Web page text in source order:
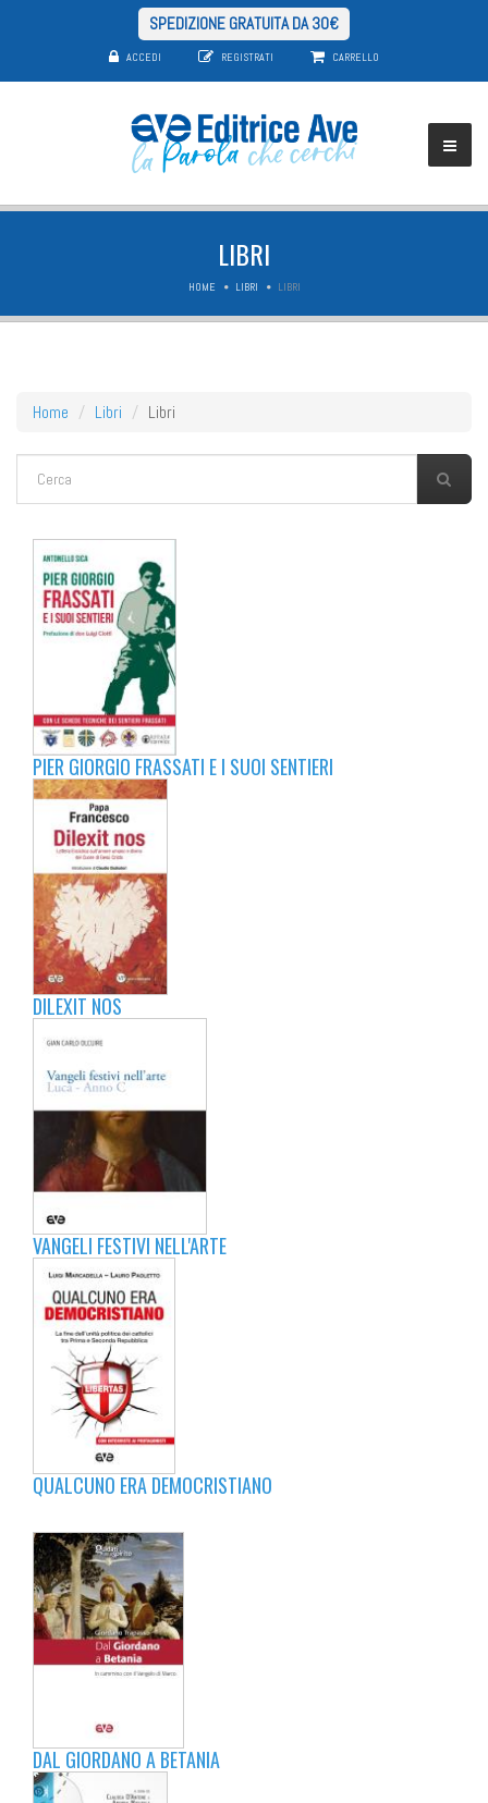
SPEDIZIONE GRATUITA DA 30€
ACCEDI REGISTRATI CARRELLO
LIBRI
HOME LIBRI LIBRI
Home Libri Libri
FORM DI RICERCA
PIER GIORGIO FRASSATI E I SUOI SENTIERI
DILEXIT NOS
VANGELI FESTIVI NELL'ARTE
QUALCUNO ERA DEMOCRISTIANO
DAL GIORDANO A BETANIA